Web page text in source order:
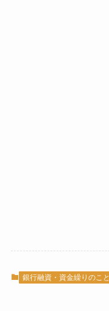
銀行融資・資金繰りのこと